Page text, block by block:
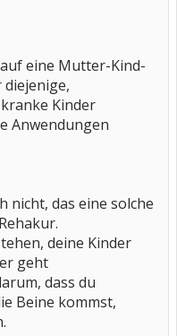
eine Mutter-Kind-
Kinder
Anwendungen
nicht, das eine solche
deine Kinder
geht
dass du
Beine kommst,